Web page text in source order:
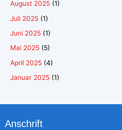
August 2025 (1)
Juli 2025 (1)
Juni 2025 (1)
Mai 2025 (5)
April 2025 (4)
Januar 2025 (1)
Anschrift